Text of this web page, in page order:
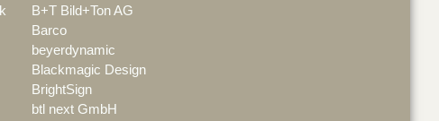
B+T Bild+Ton AG
Barco
beyerdynamic
Blackmagic Design
BrightSign
btl next GmbH